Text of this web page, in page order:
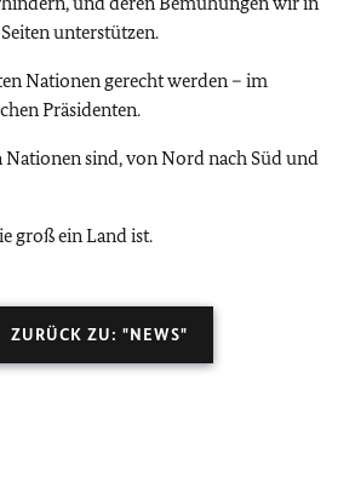
unterstützen.
Nationen gerecht werden – im
Präsidenten.
Nationen sind, von Nord nach Süd und
groß ein Land ist.
ZURÜCK ZU: "NEWS"